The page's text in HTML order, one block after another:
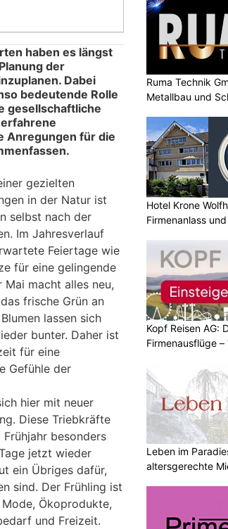
haben es längst
der
Dabei
bedeutende Rolle
gesellschaftliche
Anregungen für die
gezielten
in der Natur ist
selbst nach der
Im Jahresverlauf
Feiertage wie
für eine gelingende
macht alles neu,
frische Grün an
lassen sich
bunter. Daher ist
für eine
Gefühle der
hier mit neuer
Diese Triebkräfte
besonders
jetzt wieder
ein Übriges dafür,
sind. Der Frühling ist
Ökoprodukte,
und Freizeit.
Ruma Technik
Metallbau und
Hotel Krone
Firmenanlass
Kopf Reisen AG:
Firmenausflüge
Leben im
altersgerechte